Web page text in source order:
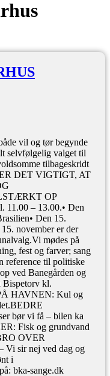
vil og tør begynde
selvfølgelig valget til
tilbageskridt
DET VIGTIGT, AT
OP
11.00 – 13.00.• Den
Den 15.
november er der
mødes på
fest og farver; sang
reference til politiske
ved Banegården og
Bispetorv kl.
HAVNEN: Kul og
bør vi få – bilen ka
Fisk og grundvand
OVER
Vi sir nej ved dag og
i
bka-sange.dk